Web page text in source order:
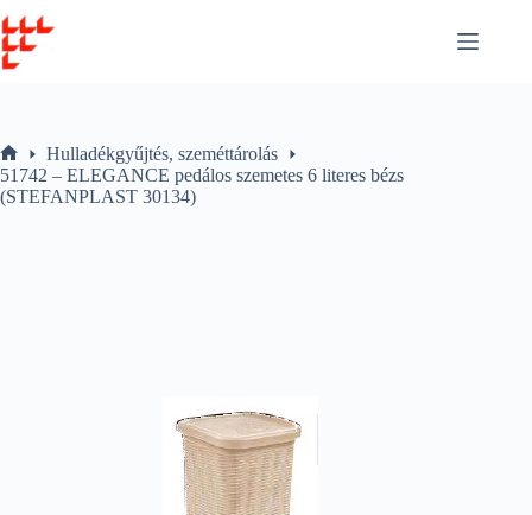
to
content
Home
Hulladékgyűjtés, szeméttárolás
51742 – ELEGANCE pedálos szemetes 6 literes bézs
(STEFANPLAST 30134)